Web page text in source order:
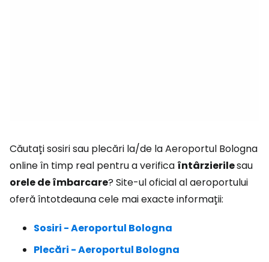
Căutați sosiri sau plecări la/de la Aeroportul Bologna
online în timp real pentru a verifica întârzierilesau
orele de îmbarcare? Site-ul oficial al aeroportului
oferă întotdeauna cele mai exacte informații:
Sosiri - Aeroportul Bologna
Plecări - Aeroportul Bologna